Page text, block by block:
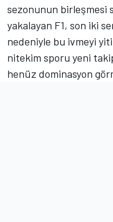
sezonunun birleşmesi
yakalayan F1, son iki
nedeniyle bu ivmeyi
nitekim sporu yeni
henüz dominasyon